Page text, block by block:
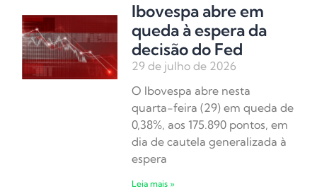
Ibovespa abre em
queda à espera da
decisão do Fed
29 de julho de 2026
O Ibovespa abre nesta
quarta-feira (29) em queda de
0,38%, aos 175.890 pontos, em
dia de cautela generalizada à
espera
Leia mais »